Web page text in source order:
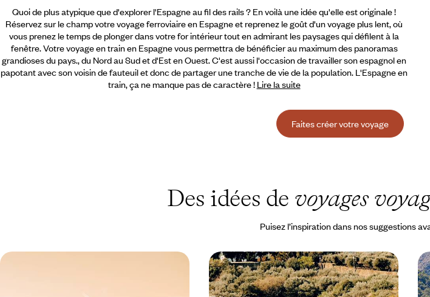
Quoi de plus atypique que d'explorer l'Espagne au fil des rails ? En voilà une idée qu'elle est originale !
Réservez sur le champ votre voyage ferroviaire en Espagne et reprenez le goût d'un voyage plus lent, où
vous prenez le temps de plonger dans votre for intérieur tout en admirant les paysages qui défilent à la
fenêtre. Votre voyage en train en Espagne vous permettra de bénéficier au maximum des panoramas
grandioses du pays., du Nord au Sud et d'Est en Ouest. C'est aussi l'occasion de travailler son espagnol en
papotant avec son voisin de fauteuil et donc de partager une tranche de vie de la population. L'Espagne en
train, ça ne manque pas de caractère ! Lire la suite
Faites créer votre voyage
Des idées de voyages
Puisez l’inspiration dans nos suggestions
De Barcelone à la Costa Brava - La
Catalogne lumineuse et surréaliste